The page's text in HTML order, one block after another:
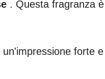
. Questa fragranza
forte e